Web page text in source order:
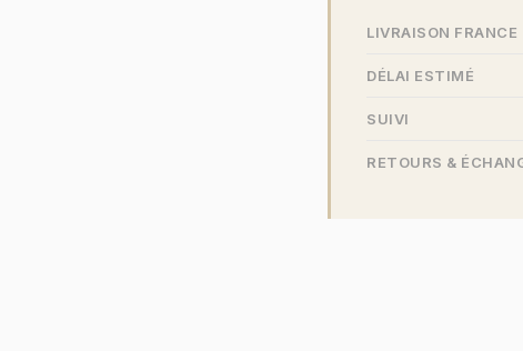
LIVRAISON FRANCE
DÉLAI ESTIMÉ
SUIVI
RETOURS &